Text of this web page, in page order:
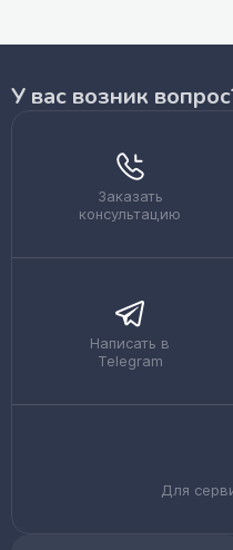
У вас возник
Заказать
консультацию
Написать в
Telegram
Для